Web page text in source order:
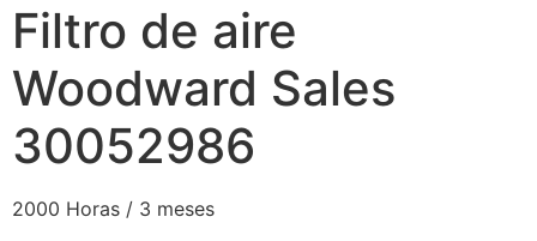
Filtro de aire
Woodward Sales
30052986
2000 Horas / 3 meses